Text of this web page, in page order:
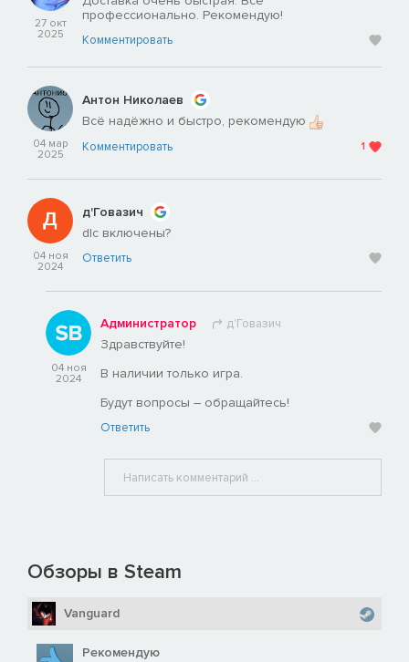
27 окт
2025
профессионально. Рекомендую!
Комментировать
04 мар
2025
Антон Николаев
Всё надёжно и быстро, рекомендую
Комментировать 1
04 ноя
2024
д'Говазич
dlc включены?
Ответить
04 ноя
2024
Администратор д'Говазич
Здравствуйте!
В наличии только игра.
Будут вопросы – обращайтесь!
Ответить
Обзоры в Steam
Vanguard
Рекомендую